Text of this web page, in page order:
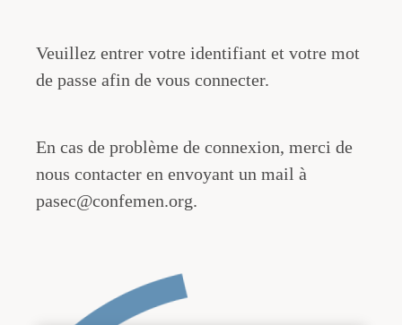
Veuillez entrer votre identifiant et votre mot
de passe afin de vous connecter.
En cas de problème de connexion, merci de
nous contacter en envoyant un mail à
pasec@confemen.org.